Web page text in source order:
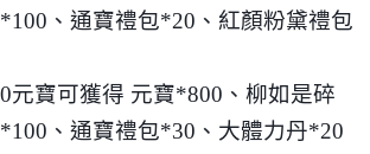
*100 、通寶禮包*20 、紅顏粉黛禮包
元寶可獲得 元寶*800 、柳如是碎
*100 、通寶禮包*30 、大體力丹*20